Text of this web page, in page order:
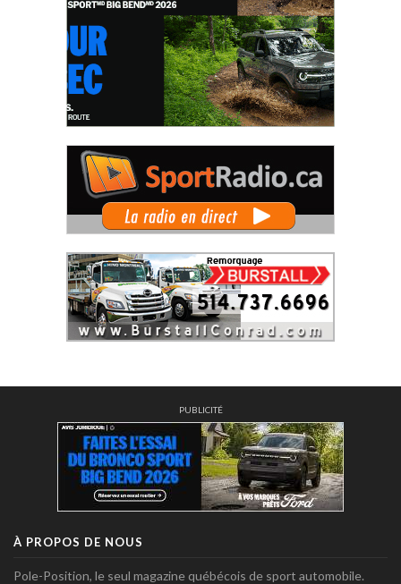
PUBLICITÉ
À PROPOS DE NOUS
Pole-Position, le seul magazine québécois de sport automobile.